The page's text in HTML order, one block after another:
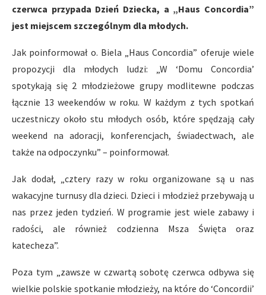
czerwca przypada Dzień Dziecka, a „Haus Concordia”
jest miejscem szczególnym dla młodych.
Jak poinformował o. Biela „Haus Concordia” oferuje wiele
propozycji dla młodych ludzi: „W ‘Domu Concordia’
spotykają się 2 młodzieżowe grupy modlitewne podczas
łącznie 13 weekendów w roku. W każdym z tych spotkań
uczestniczy około stu młodych osób, które spędzają cały
weekend na adoracji, konferencjach, świadectwach, ale
także na odpoczynku” – poinformował.
Jak dodał, „cztery razy w roku organizowane są u nas
wakacyjne turnusy dla dzieci. Dzieci i młodzież przebywają u
nas przez jeden tydzień. W programie jest wiele zabawy i
radości, ale również codzienna Msza Święta oraz
katecheza”.
Poza tym „zawsze w czwartą sobotę czerwca odbywa się
wielkie polskie spotkanie młodzieży, na które do ‘Concordii’